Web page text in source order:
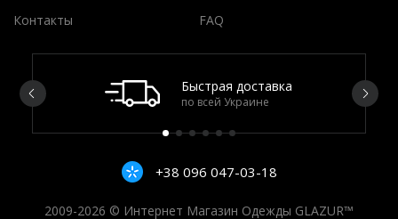
Контакты
FAQ
Быстрая доставка
по всей Украине
+38 096 047-03-18
2009-2026 © Интернет Магазин Одежды GLAZUR™